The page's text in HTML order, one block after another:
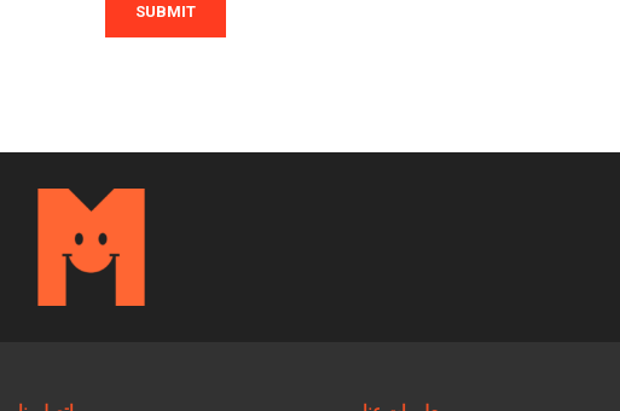
SUBMIT